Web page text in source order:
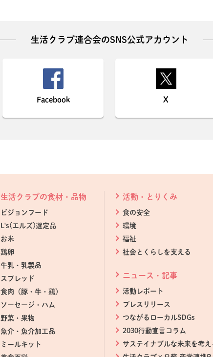
生活クラブ連合会のSNS公式アカウント
Facebook X
生活クラブの食材・品物
ビジョンフード
L's(エルズ)選定品
お米
鶏卵
牛乳・乳製品
スプレッド
食肉（豚・牛・鶏）
ソーセージ・ハム
野菜・果物
魚介・魚介加工品
ミールキット
活動・とりくみ
食の安全
環境
福祉
社会とくらしを支える
ニュース・記事
活動レポート
プレスリリース
つながるローカルSDGs
2030行動宣言コラム
サステイナブルな未来を考え